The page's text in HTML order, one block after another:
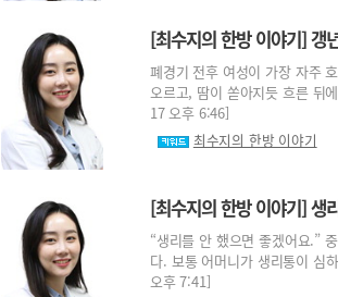
[최수지의 한방 이야기] 갱
폐경기 전후 여성이 가장 자주
오르고, 땀이 쏟아지듯 흐른
17 오후 6:46]
최수지의 한방 이야기
[최수지의 한방 이야기] 생
“생리를 안 했으면 좋겠어요.”
다. 보통 어머니가 생리통이
오후 7:41]